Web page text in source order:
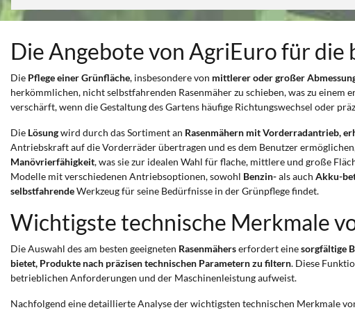
Die Angebote von AgriEuro für
Die Pflege einer Grünfläche, insbesondere von mittlerer oder großer
herkömmlichen, nicht selbstfahrenden Rasenmäher zu schieben, was zu
verschärft, wenn die Gestaltung des Gartens häufige Richtungswechsel oder
Die Lösungwird durch das Sortiment an Rasenmähern mit Vorderradantrieb,
Antriebskraft auf die Vorderräder übertragen und es dem Benutzer
Manövrierfähigkeit, was sie zur idealen Wahl für flache, mittlere und große
Modelle mit verschiedenen Antriebsoptionen, sowohl Benzin-als auch Akku-
selbstfahrendeWerkzeug für seine Bedürfnisse in der Grünpflege findet.
Wichtigste technische Merkmale
Die Auswahl des am besten geeigneten Rasenmäherserfordert einesorgfältige
bietet, Produkte nach präzisen technischen Parametern zu filtern. Diese
betrieblichen Anforderungen und der Maschinenleistung aufweist.
Nachfolgend eine detaillierte Analyse der wichtigsten technischen Merkmale